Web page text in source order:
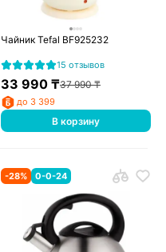
Чайник Tefal BF925232
15 отзывов
33 990 ₸37 990₸
до 3 399
В корзину
-28% 0-0-24